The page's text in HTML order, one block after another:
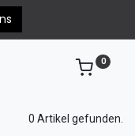
0
0 Artikel gefunden.